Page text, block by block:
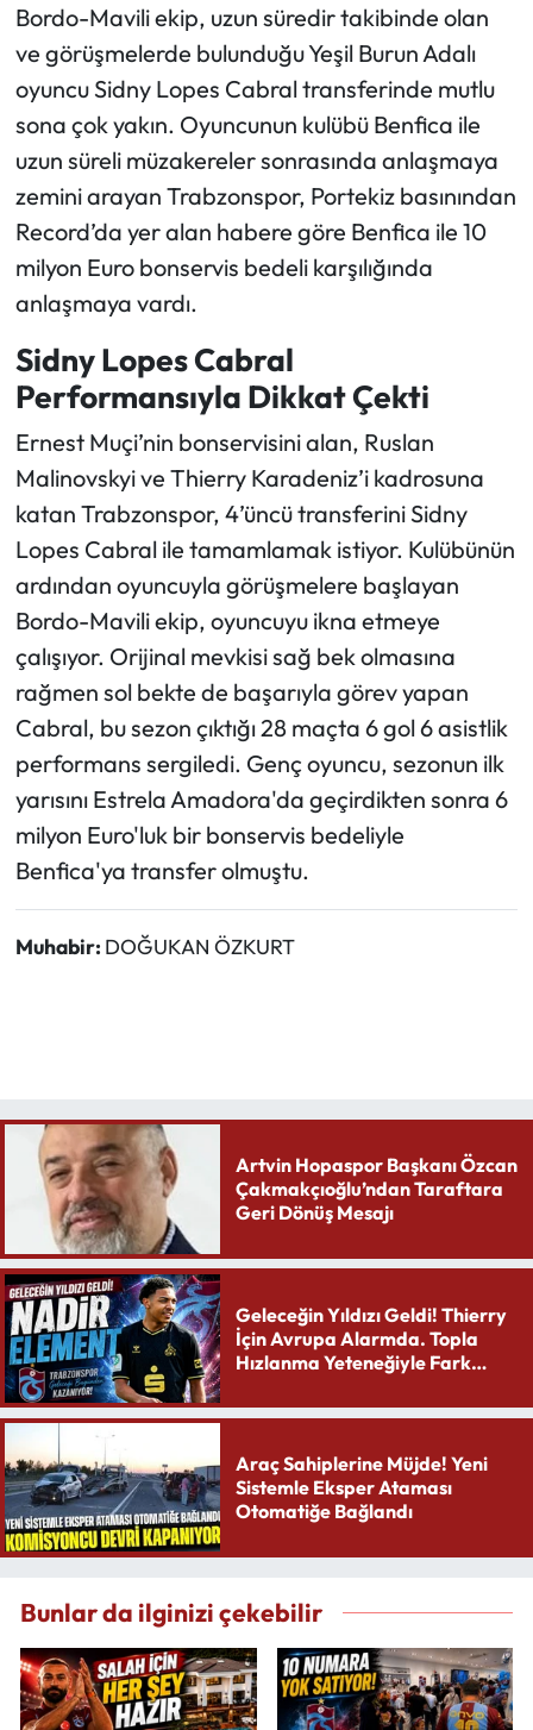
Bordo-Mavili ekip, uzun süredir takibinde olan
ve görüşmelerde bulunduğu Yeşil Burun Adalı
oyuncu Sidny Lopes Cabral transferinde mutlu
sona çok yakın. Oyuncunun kulübü Benfica ile
uzun süreli müzakereler sonrasında anlaşmaya
zemini arayan Trabzonspor, Portekiz basınından
Record’da yer alan habere göre Benfica ile 10
milyon Euro bonservis bedeli karşılığında
anlaşmaya vardı.
Sidny Lopes Cabral
Performansıyla Dikkat Çekti
Ernest Muçi’nin bonservisini alan, Ruslan
Malinovskyi ve Thierry Karadeniz’i kadrosuna
katan Trabzonspor, 4’üncü transferini Sidny
Lopes Cabral ile tamamlamak istiyor. Kulübünün
ardından oyuncuyla görüşmelere başlayan
Bordo-Mavili ekip, oyuncuyu ikna etmeye
çalışıyor. Orijinal mevkisi sağ bek olmasına
rağmen sol bekte de başarıyla görev yapan
Cabral, bu sezon çıktığı 28 maçta 6 gol 6 asistlik
performans sergiledi. Genç oyuncu, sezonun ilk
yarısını Estrela Amadora'da geçirdikten sonra 6
milyon Euro'luk bir bonservis bedeliyle
Benfica'ya transfer olmuştu.
Muhabir: DOĞUKAN ÖZKURT
Artvin Hopaspor Başkanı Özcan
Çakmakçıoğlu’ndan Taraftara
Geri Dönüş Mesajı
Geleceğin Yıldızı Geldi! Thierry
İçin Avrupa Alarmda. Topla
Hızlanma Yeteneğiyle Fark
Araç Sahiplerine Müjde! Yeni
Sistemle Eksper Ataması
Otomatiğe Bağlandı
Bunlar da ilginizi çekebilir